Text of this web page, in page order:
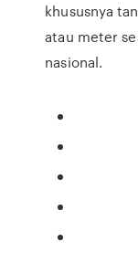
khususnya
atau meter
nasional.